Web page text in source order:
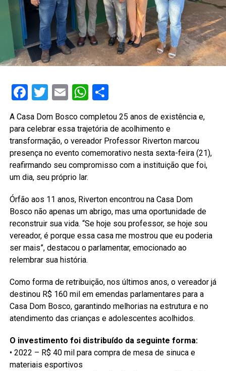
Facebook
Twitter
EmailWhatsApp
Share
A Casa Dom Bosco completou 25 anos de existência e,
para celebrar essa trajetória de acolhimento e
transformação, o vereador Professor Riverton marcou
presença no evento comemorativo nesta sexta-feira (21),
reafirmando seu compromisso com a instituição que foi,
um dia, seu próprio lar.
Órfão aos 11 anos, Riverton encontrou na Casa Dom
Bosco não apenas um abrigo, mas uma oportunidade de
reconstruir sua vida. “Se hoje sou professor, se hoje sou
vereador, é porque essa casa me mostrou que eu poderia
ser mais”, destacou o parlamentar, emocionado ao
relembrar sua história.
Como forma de retribuição, nos últimos anos, o vereador já
destinou R$ 160 mil em emendas parlamentares para a
Casa Dom Bosco, garantindo melhorias na estrutura e no
atendimento das crianças e adolescentes acolhidos.
O investimento foi distribuído da seguinte forma:
• 2022 – R$ 40 mil para compra de mesa de sinuca e
materiais esportivos